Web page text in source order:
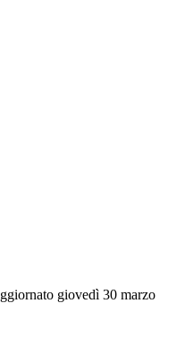
giovedì 30 marzo